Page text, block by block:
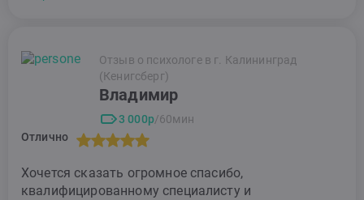
Отзыв о психологе в г. Калининград
(Кенигсберг)
Владимир
3 000р/60мин
Отлично
Хочется сказать огромное спасибо,
квалифицированному специалисту и